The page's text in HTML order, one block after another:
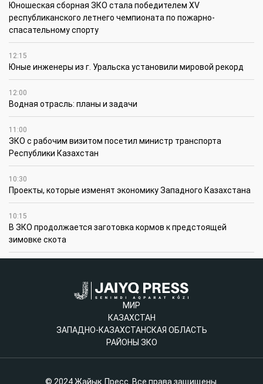
Юношеская сборная ЗКО стала победителем XV
республиканского летнего чемпионата по пожарно-
спасательному спорту
12:15
Юные инженеры из г. Уральска установили мировой рекорд
12:00
Водная отрасль: планы и задачи
11:00
ЗКО с рабочим визитом посетил министр транспорта
Республики Казахстан
10:30
Проекты, которые изменят экономику Западного Казахстана
10:15
В ЗКО продолжается заготовка кормов к предстоящей
зимовке скота
МИР
КАЗАХСТАН
ЗАПАДНО-КАЗАХСТАНСКАЯ ОБЛАСТЬ
РАЙОНЫ ЗКО
© 2024 Жайық Пресс. Все права защищены.